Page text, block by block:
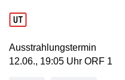
Ausstrahlungstermin
12. Juni, 19:05 Uhr in ORF 1
12.06., 19:05 Uhr ORF 1